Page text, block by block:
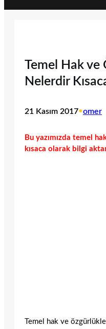
Temel Hak
Nelerdir
21 Kasım 2017•omer
Bu yazımızda temel
kısaca olarak bilgi
Temel hak ve